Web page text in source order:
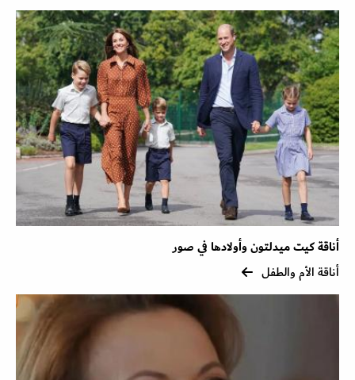
أناقة كيت ميدلتون وأولادها في صور
أناقة الأم والطفل